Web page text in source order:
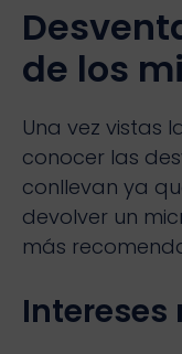
de los
Una vez vistas
conocer las
conllevan ya
devolver un
más
Intereses